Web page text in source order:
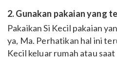
2. Gunakan pakaian yang
Pakaikan Si Kecil pakaian
ya, Ma. Perhatikan hal ini
Kecil keluar rumah atau